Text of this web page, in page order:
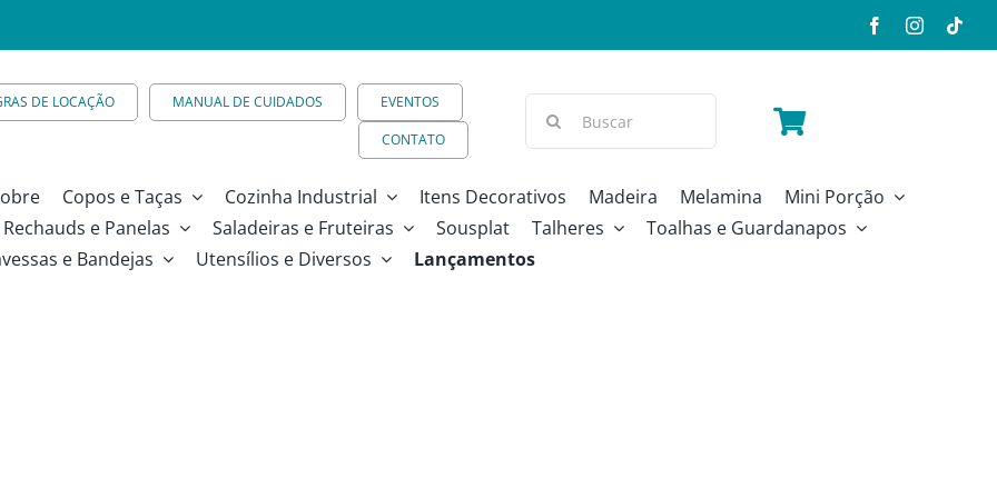
DE LOCAÇÃO MANUAL DE CUIDADOS
EVENTOS
CONTATO
Copos e Taças Cozinha Industrial Itens Decorativos Madeira Melamina
Mini Porção
Rechauds e Panelas Saladeiras e Fruteiras Sousplat Talheres
Toalhas e Guardanapos
e Bandejas
Utensílios e Diversos Lançamentos